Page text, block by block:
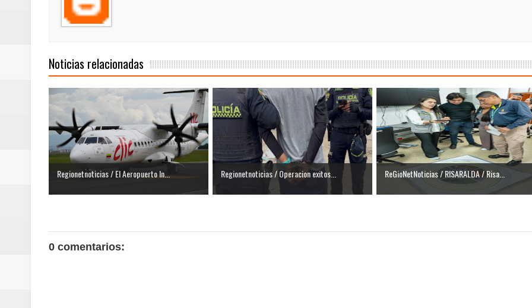
ReGionetNoticias / REPORTE ALEXANDER MENDEZ ( MIAMI ) Cali se blinda con amplio
seguridad para la posesión presidencial
Regionetnoticias / En solo dos años y siete meses, la Fábrica de Licores del Tolima alcanzó el 94
transferencias prevista para los 4 años de gobierno
Noticias relacionadas
Regionetnoticias / El Aeropuerto In... Regionetnoticias / Operacion exitos... ReGioNetNoticias / RISARALDA / Risa...
0 comentarios: